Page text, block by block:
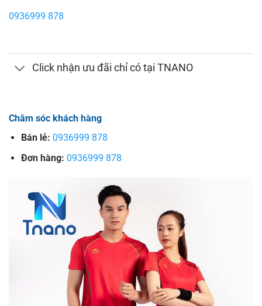
0936999 878
Click nhận ưu đãi chỉ có tại TNANO
Chăm sóc khách hàng
Bán lẻ: 0936999 878
Đơn hàng: 0936999 878